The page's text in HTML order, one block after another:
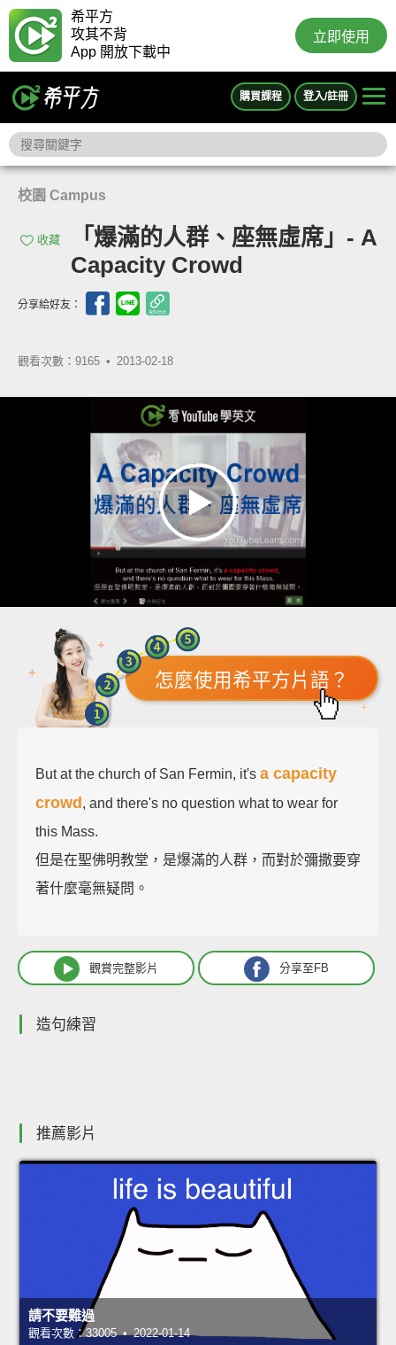
希平方
攻其不背
App 開放下載中
立即使用
購買課程 登入/註冊
校園 Campus
收藏
「爆滿的人群、座無虛席」- A
Capacity Crowd
分享給好友：
觀看次數：9165 • 2013-02-18
怎麼使用希平方片語？
But at the church of San Fermin, it's a capacity
crowd , and there's no question what to wear for
this Mass.
但是在聖佛明教堂，是爆滿的人群，而對於彌撒要穿
著什麼毫無疑問。
觀賞完整影片 分享至FB
造句練習
推薦影片
請不要難過
觀看次數：33005 • 2022-01-14